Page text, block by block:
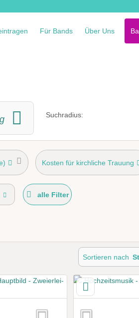
Für Bands Über Uns
Suchradius:
Kosten für kirchliche Trauung
alle Filter
Sortieren nach